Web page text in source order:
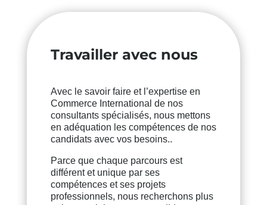
Travailler avec nous
Avec le savoir faire et l’expertise en
Commerce International de nos
consultants spécialisés, nous mettons
en adéquation les compétences de nos
candidats avec vos besoins..
Parce que chaque parcours est
différent et unique par ses
compétences et ses projets
professionnels, nous recherchons plus